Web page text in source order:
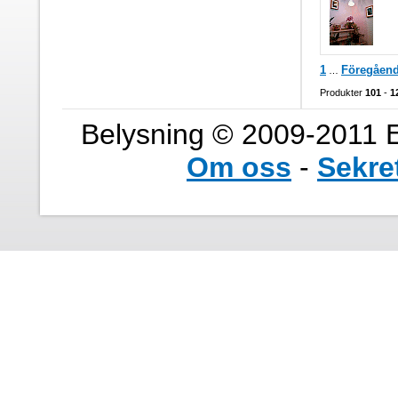
1
Produkter 101 -
Belysning © 2009-2011
Om oss -